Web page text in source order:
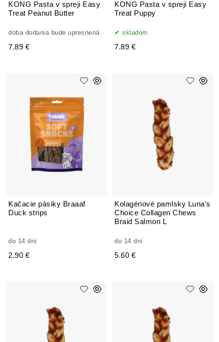
KONG Pasta v spreji Easy
Treat Peanut Butter
doba dodania bude upresnená
7.89 €
KONG Pasta v spreji Easy
Treat Puppy
skladom
7.89 €
Kačacie pásiky Braaaf
Duck strips
do 14 dní
2.90 €
Kolagénové pamlsky Luna's
Choice Collagen Chews
Braid Salmon L
do 14 dní
5.60 €